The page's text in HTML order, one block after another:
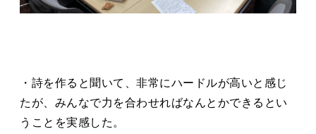
・詩を作ると聞いて、非常にハードルが高いと感じ
たが、みんなで力を合わせればなんとかできるとい
うことを実感した。